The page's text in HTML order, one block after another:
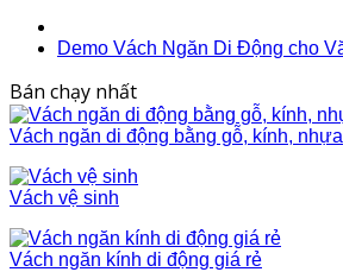
Demo Vách Ngăn Di Động cho
Bán chạy nhất
Vách ngăn di động bằng gỗ, kính, nhựa
Vách vệ sinh
Vách ngăn kính di động giá rẻ